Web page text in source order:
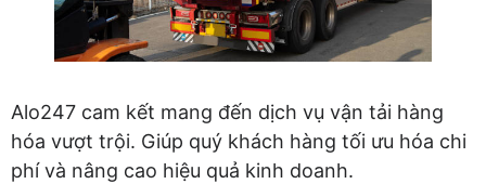
Alo247 cam kết mang đến dịch vụ vận tải hàng
hóa vượt trội. Giúp quý khách hàng tối ưu hóa chi
phí và nâng cao hiệu quả kinh doanh.